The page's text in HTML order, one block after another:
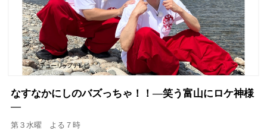
なすなかにしのバズっちゃ！！―笑う富山にロケ神様
―
第３水曜 よる７時